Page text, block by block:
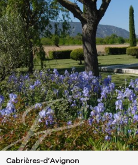
Cabrières-d'Avignon